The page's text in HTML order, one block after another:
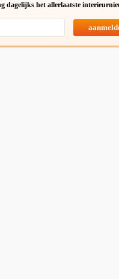
dagelijks het allerlaatste